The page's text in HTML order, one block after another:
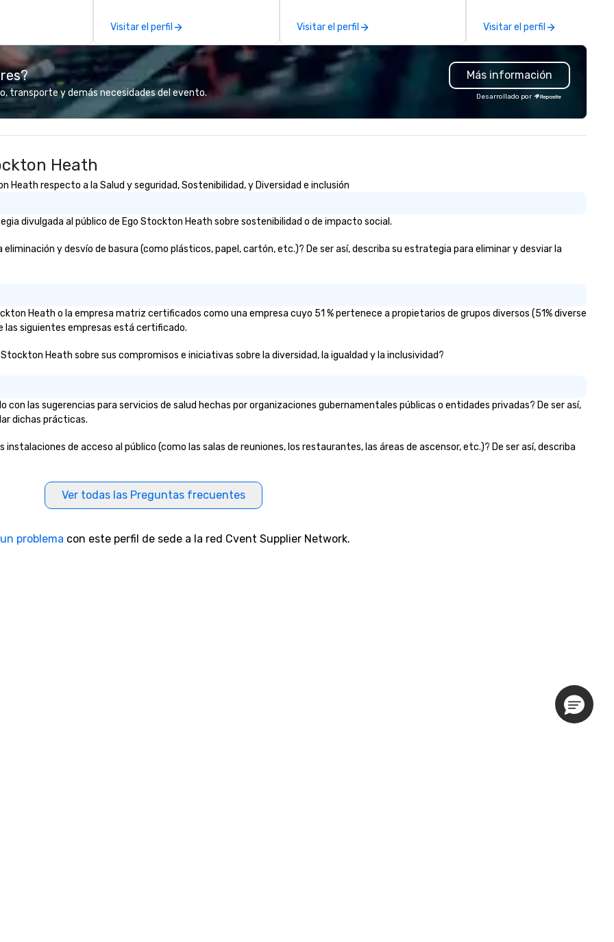
Visitar el perfil
perfectly maintained fleet of late
model luxury vehicles to the
highly experienced and
professional team of chauffeurs
and support staff; you will know
Costa Limousine.
Visitar el perfil
believe in one-size-fits-all.
Instead, we tailor every
amplify engagement,
staffing, and deliver
driven solutions—all while
respecting your budget.
by a combined 40+ years of
staffing and staff
Let’s craft something
Visitar el perfil
transporte y demás necesidades del evento.
Más información
Desarrollado por
Heath
respecto a la Salud y seguridad, Sostenibilidad, y Diversidad e inclusión
divulgada al público de Ego Stockton Heath sobre sostenibilidad o de impacto social.
y desvío de basura (como plásticos, papel, cartón, etc.)? De ser así, describa su estrategia para eliminar y desviar la
Heath o la empresa matriz certificados como una empresa cuyo 51 % pertenece a propietarios de grupos diversos (51% diverse
las siguientes empresas está certificado.
Heath sobre sus compromisos e iniciativas sobre la diversidad, la igualdad y la inclusividad?
las sugerencias para servicios de salud hechas por organizaciones gubernamentales públicas o entidades privadas? De ser así,
dichas prácticas.
de acceso al público (como las salas de reuniones, los restaurantes, las áreas de ascensor, etc.)? De ser así, describa
Ver todas las Preguntas frecuentes
problema con este perfil de sede a la red Cvent Supplier Network.